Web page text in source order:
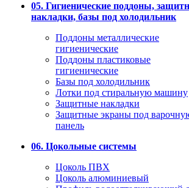
05. Гигиенические поддоны,
накладки, базы под холодильник
Поддоны металлические
гигиенические
Поддоны пластиковые
гигиенические
Базы под холодильник
Лотки под стиральную машину
Защитные накладки
Защитные экраны под
панель
06. Цокольные системы
Цоколь ПВХ
Цоколь алюминиевый